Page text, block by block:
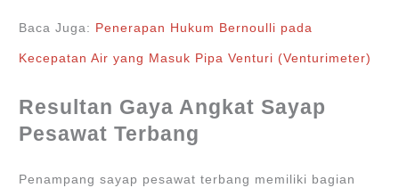
Baca Juga: Penerapan Hukum Bernoulli pada
Kecepatan Air yang Masuk Pipa Venturi (Venturimeter)
Resultan Gaya Angkat Sayap
Pesawat Terbang
Penampang sayap pesawat terbang memiliki bagian